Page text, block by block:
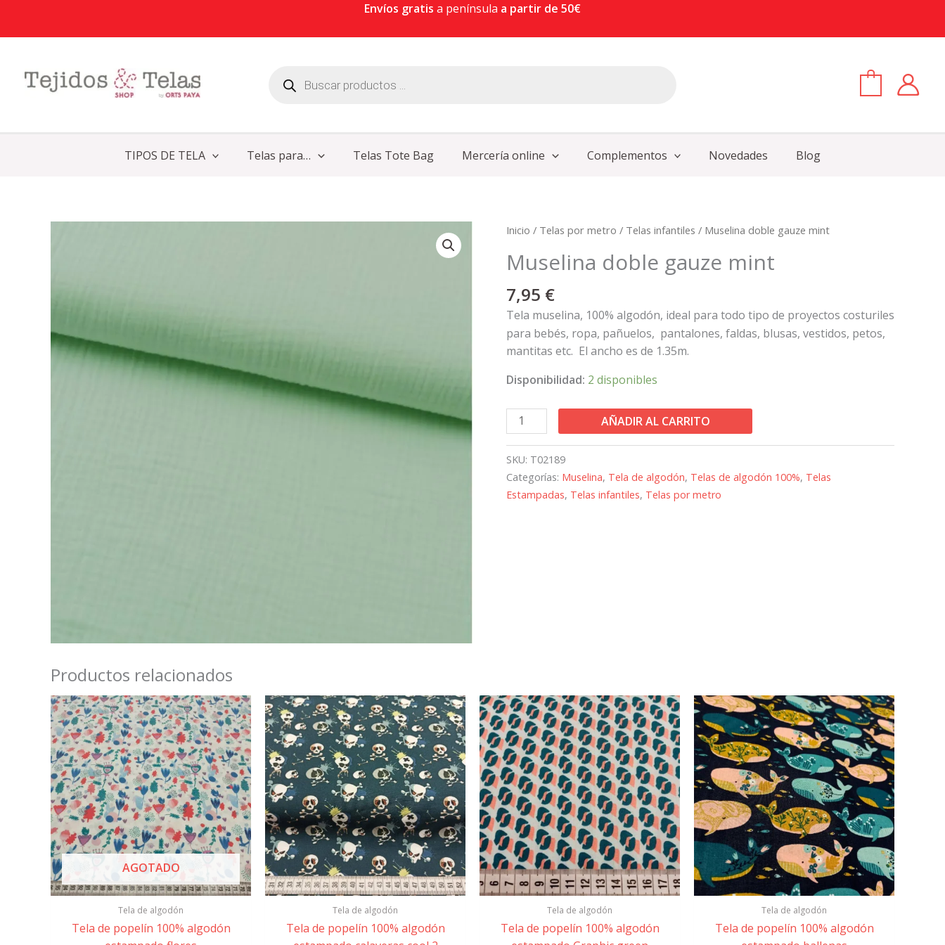
Envíos gratis a península a partir de 50€
TIPOS DE TELA Telas para… Telas Tote Bag Mercería online Complementos Novedades Blog
Inicio / Telas por metro / Telas infantiles / Muselina doble gauze mint
Muselina doble gauze mint
7,95 €
Tela muselina, 100% algodón, ideal para todo tipo de proyectos costuriles
para bebés, ropa, pañuelos, pantalones, faldas, blusas, vestidos, petos,
mantitas etc. El ancho es de 1.35m.
Disponibilidad: 2 disponibles
Muselina
gauze
cantidad
AÑADIR AL CARRITO
SKU: T02189
Categorías: Muselina, Tela de algodón, Telas de algodón 100%, Telas
Estampadas, Telas infantiles, Telas por metro
Productos relacionados
AGOTADO
Tela de algodón
Tela de popelín 100% algodón
Tela de algodón
Tela de popelín 100% algodón
Tela de algodón
Tela de popelín 100% algodón
Tela de algodón
Tela de popelín 100% algodón